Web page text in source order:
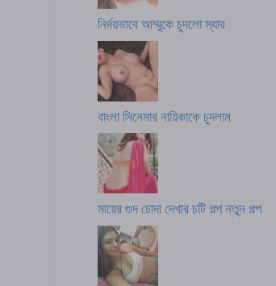
নির্দয়ভাবে আম্মুকে চুদলো স্যার
বাংলা সিনেমার নায়িকাকে চুদলাম
মায়ের গুদ চোদা দেখার চটি গল্প নতুন গল্প